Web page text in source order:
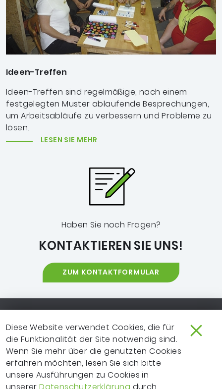
Diese Website verwendet Cookies, die für
die Funktionalität der Site notwendig sind.
Wenn Sie mehr über die genutzten Cookies
erfahren möchten, lesen Sie sich bitte
unsere Ausführungen zu Cookies in
Ideen-Treffen
Ideen-Treffen sind regelmäßige, nach einem
festgelegten Muster ablaufende Besprechungen,
um Arbeitsabläufe zu verbessern und Probleme zu
lösen.
LESEN SIE MEHR
Haben Sie noch Fragen?
KONTAKTIEREN SIE UNS!
ZUM KONTAKTFORMULAR
SO ERREICHEN SIE UNS
EXTRANET
IMPRESSUM
NEWSLETTER
LEICHTE SPRACHE
DATENSCHUTZ
FRAGEN ZUR WEBSITE?
VERTRAGSPARTNER